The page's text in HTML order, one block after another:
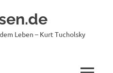
Leben – Kurt Tucholsky